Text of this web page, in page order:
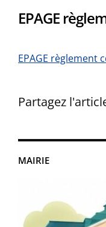
MAIRIE
EPAGE
EPAGE règlement
Partagez